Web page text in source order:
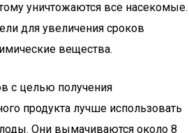
уничтожаются все насекомые.
для увеличения сроков
вещества.
с целью получения
продукта лучше использовать
Они вымачиваются около 8